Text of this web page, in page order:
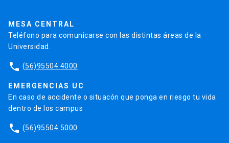
MESA CENTRAL
Teléfono para comunicarse con las distintas áreas de la
Universidad.
phone (56)95504 4000
EMERGENCIAS UC
En caso de accidente o situacón que ponga en riesgo tu vida
dentro de los campus
phone (56)95504 5000